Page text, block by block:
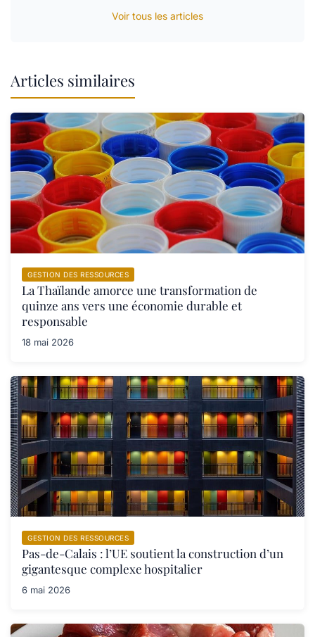
Voir tous les articles
Articles similaires
GESTION DES RESSOURCES
La Thaïlande amorce une transformation de
quinze ans vers une économie durable et
responsable
18 mai 2026
GESTION DES RESSOURCES
Pas-de-Calais : l’UE soutient la construction d’un
gigantesque complexe hospitalier
6 mai 2026